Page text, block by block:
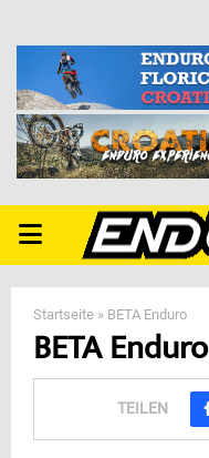
PRIMARY
MENU
Startseite » BETA Enduro
BETA Enduro
TEILEN